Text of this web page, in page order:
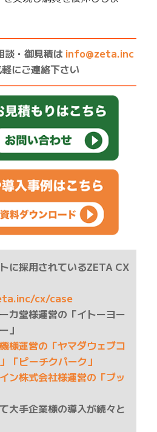
・御見積は info@zeta.inc
にご連絡下さい
に採用されているZETA CX
cx/case
カ堂様運営の「イトーヨー
」
様運営の「ヤマダウェブコ
「ピーチクパーク」
ン株式会社様運営の「ブッ
大手企業様の導入が続々と